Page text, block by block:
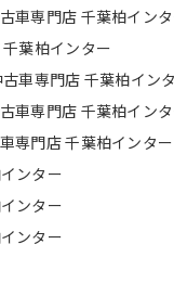
車専門店 千葉柏イン
葉柏インター
車専門店 千葉柏イン
車専門店 千葉柏イン
専門店 千葉柏インター
ンター
ンター
ンター